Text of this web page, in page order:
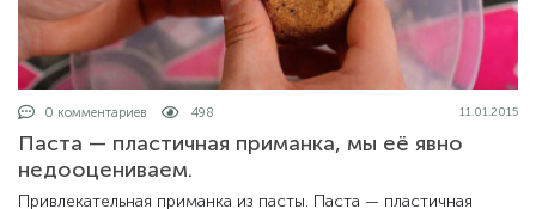
0 комментариев 498 11.01.2015
Паста — пластичная приманка, мы её явно
недооцениваем.
Привлекательная приманка из пасты. Паста — пластичная